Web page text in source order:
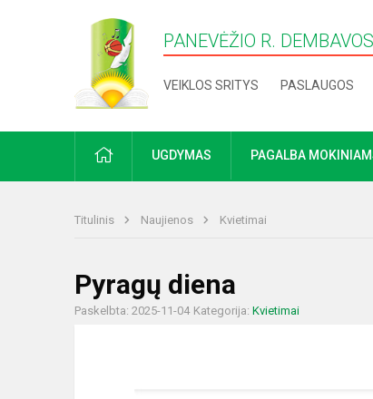
PANEVĖŽIO R.
VEIKLOS SRITYS PASLAUGOS
PRADŽIAUGDYMAS PAGALBA
Titulinis Naujienos Kvietimai
Pyragų diena
Paskelbta: 2025-11-04 Kategorija: Kvietimai